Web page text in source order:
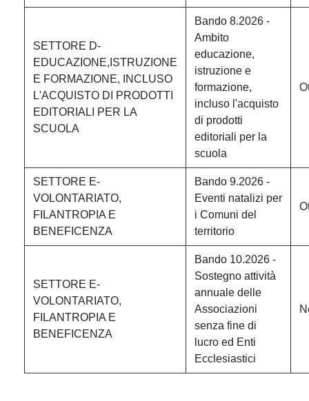
SETTORE D-
EDUCAZIONE,ISTRUZIONE
E FORMAZIONE, INCLUSO
L'ACQUISTO DI PRODOTTI
EDITORIALI PER LA
SCUOLA
Bando 8.2026 -
Ambito
educazione,
istruzione e
formazione,
incluso l'acquisto
di prodotti
editoriali per la
scuola
SETTORE E-
VOLONTARIATO,
FILANTROPIA E
BENEFICENZA
Bando 9.2026 -
Eventi natalizi per
i Comuni del
territorio
SETTORE E-
VOLONTARIATO,
FILANTROPIA E
BENEFICENZA
Bando 10.2026 -
Sostegno attività
annuale delle
Associazioni
senza fine di
lucro ed Enti
Ecclesiastici